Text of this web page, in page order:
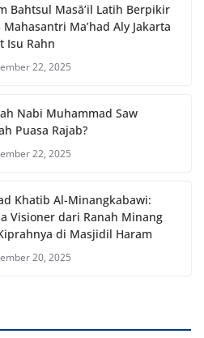
Bahtsul Masā’il Latih Berpikir
Ma’had Aly Jakarta
Isu Rahn
22, 2025
Nabi Muhammad Saw
Puasa Rajab?
22, 2025
Khatib Al-Minangkabawi:
Visioner dari Ranah Minang
di Masjidil Haram
20, 2025